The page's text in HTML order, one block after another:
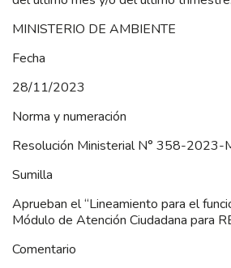
MINISTERIO DE AMBIENTE
Fecha
28/11/2023
Norma y numeración
Resolución Ministerial N° 358-2023-
Sumilla
Aprueban el “Lineamiento para el
Módulo de Atención Ciudadana para
Comentario